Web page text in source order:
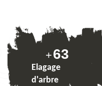
+77
Elagage
d'arbre